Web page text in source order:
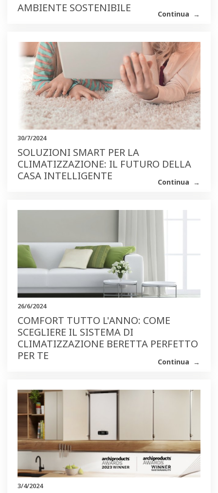
AMBIENTE SOSTENIBILE
Continua
30/7/2024
SOLUZIONI SMART PER LA
CLIMATIZZAZIONE: IL FUTURO DELLA
CASA INTELLIGENTE
Continua
26/6/2024
COMFORT TUTTO L'ANNO: COME
SCEGLIERE IL SISTEMA DI
CLIMATIZZAZIONE BERETTA PERFETTO
PER TE
Continua
3/4/2024